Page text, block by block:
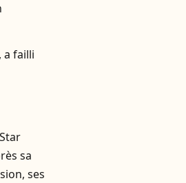
a failli
sa
ses